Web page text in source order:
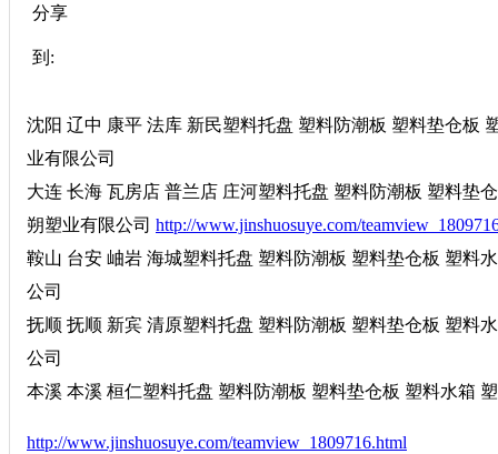
分享
到:
沈阳 辽中 康平 法库 新民塑料托盘 塑料防潮板 塑料垫仓板
业有限公司
大连 长海 瓦房店 普兰店 庄河塑料托盘 塑料防潮板 塑料垫
朔塑业有限公司 http://www.jinshuosuye.com/
鞍山 台安 岫岩 海城塑料托盘 塑料防潮板 塑料垫仓板 塑料
公司
抚顺 抚顺 新宾 清原塑料托盘 塑料防潮板 塑料垫仓板 塑料
公司
本溪 本溪 桓仁塑料托盘 塑料防潮板 塑料垫仓板 塑料水箱
http://www.jinshuosuye.com/teamview_1809716.html